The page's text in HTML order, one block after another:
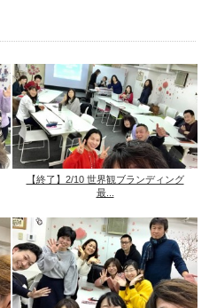
【終了】2/10 世界観ブランディング
最...